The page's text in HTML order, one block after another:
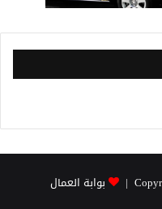
بوابة العمال